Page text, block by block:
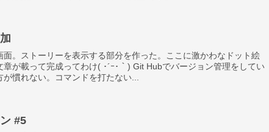
。ストーリーを表示する部分を作った。ここに激かわなドット絵
が載って完成ってわけ( ･´ｰ･｀) Git Hubでバージョン管理をしてい
慣れない。コマンドを打たない...
#5